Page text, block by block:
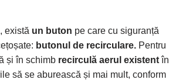
există un buton pe care cu siguranță
butonul de recirculare. Pentru
și în schimb recirculă aerul existentîn
să se aburească și mai mult, conform